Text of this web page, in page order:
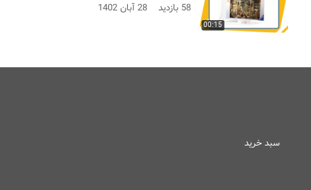
00:15
58 بازدید 28 آبان 1402
سبد خرید